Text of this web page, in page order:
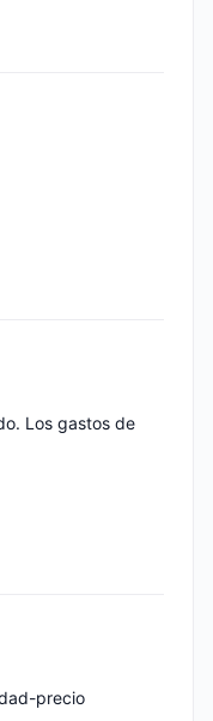
Los gastos de
precio